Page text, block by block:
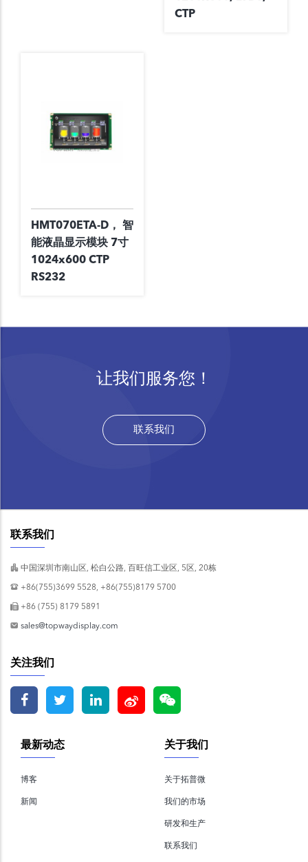
CTP
HMT070ETA-D， 智
能液晶显示模块 7寸
1024x600 CTP
RS232
让我们服务您！
联系我们
联系我们
中国深圳市南山区, 松白公路, 百旺信工业区, 5区, 20栋
+86(755)3699 5528, +86(755)8179 5700
+86 (755) 8179 5891
sales@topwaydisplay.com
关注我们
关于我们
关于拓普微
我们的市场
研发和生产
联系我们
最新动态
博客
新闻